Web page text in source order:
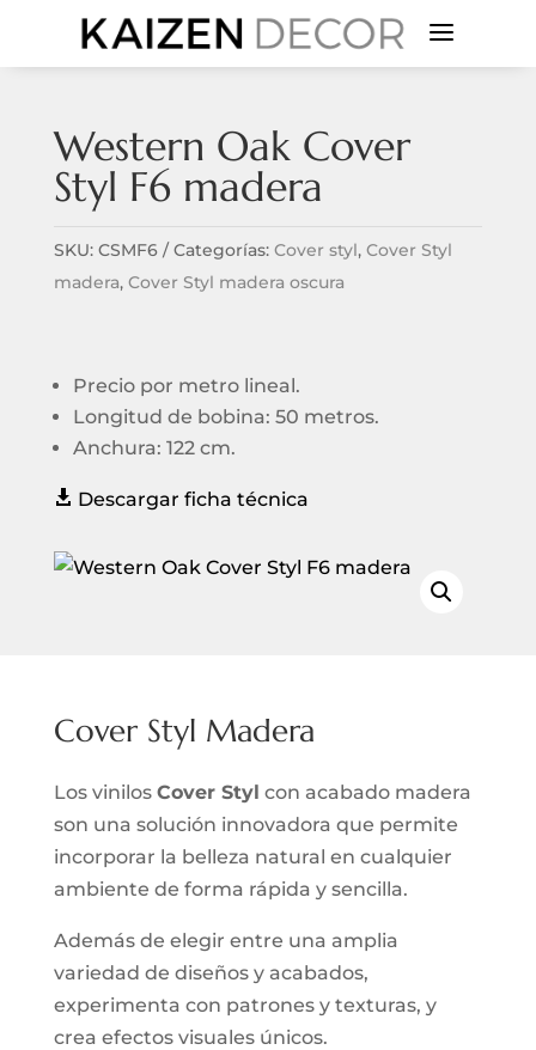
a
Western Oak Cover
Styl F6 madera
SKU: CSMF6 Categorías: Cover styl, Cover Styl
madera, Cover Styl madera oscura
Precio por metro lineal.
Longitud de bobina: 50 metros.
Anchura: 122 cm.
 Descargar ficha técnica
Cover Styl Madera
Los vinilos Cover Styl con acabado madera
son una solución innovadora que permite
incorporar la belleza natural en cualquier
ambiente de forma rápida y sencilla.
Además de elegir entre una amplia
variedad de diseños y acabados,
experimenta con patrones y texturas, y
crea efectos visuales únicos.